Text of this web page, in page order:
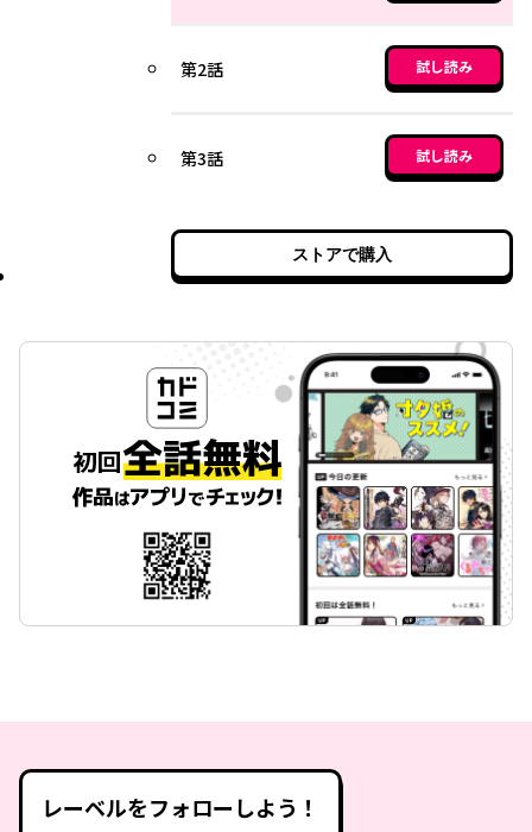
第2話 試し読み
第3話 試し読み
ストアで購入
レーベルをフォローしよう！